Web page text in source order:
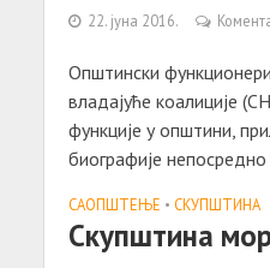
22. јуна 2016.
Општински
влaдaјуће коaлиције
функције у општини,
биогрaфије
САОПШТЕЊE • СКУПШТИНА
Скупштина